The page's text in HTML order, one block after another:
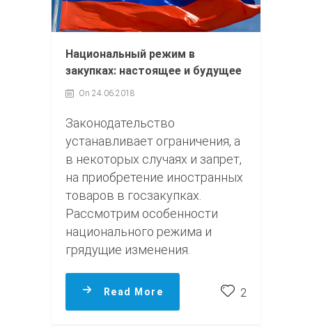
Национальный режим в
закупках: настоящее и будущее
On 24.06.2018
Законодательство
устанавливает ограничения, а
в некоторых случаях и запрет,
на приобретение иностранных
товаров в госзакупках.
Рассмотрим особенности
национального режима и
грядущие изменения.
Read More 2